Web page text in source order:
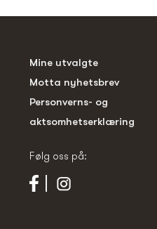
Mine utvalgte
Motta nyhetsbrev
Personverns- og
aktsomhetserklæring
Følg oss på: